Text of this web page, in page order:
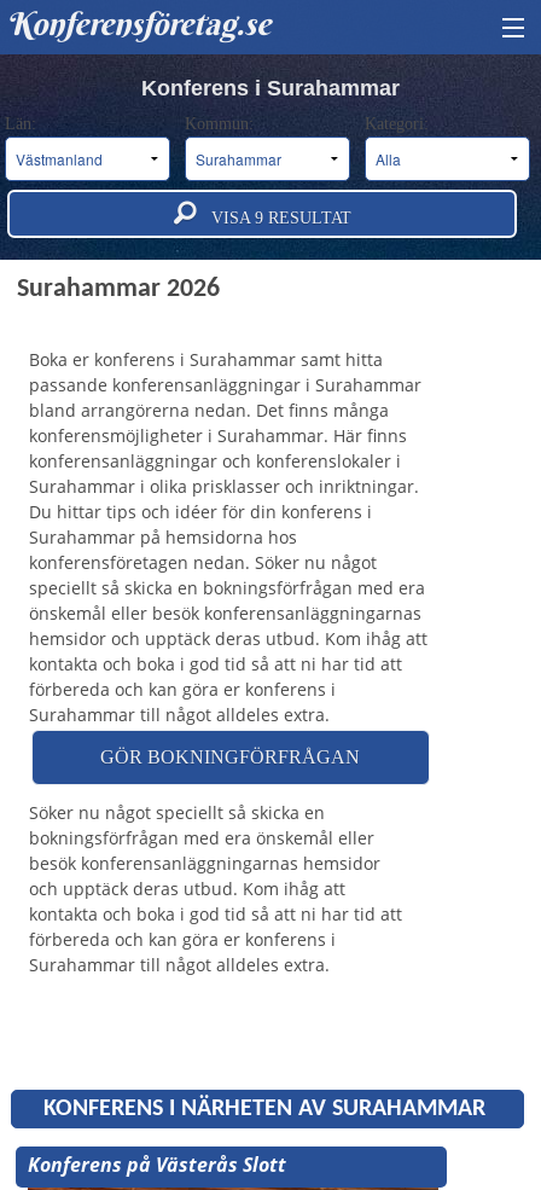
Konferensföretag.se
HITTA KONFERENS
BOKA KONFERENS
OM OSS
ANNONSERA
Konferens i Surahammar
Län: Kommun: Kategori:
VISA 9RESULTAT
Konferens och konferensanläggningar i
Surahammar 2026
Boka er konferens i Surahammar samt hitta
passande konferensanläggningar i Surahammar
bland arrangörerna nedan. Det finns många
konferensmöjligheter i Surahammar. Här finns
konferensanläggningar och konferenslokaler i
Surahammar i olika prisklasser och inriktningar.
Du hittar tips och idéer för din konferens i
Surahammar på hemsidorna hos
konferensföretagen nedan. Söker nu något
speciellt så skicka en bokningsförfrågan med era
önskemål eller besök konferensanläggningarnas
hemsidor och upptäck deras utbud. Kom ihåg att
kontakta och boka i god tid så att ni har tid att
förbereda och kan göra er konferens i
Surahammar till något alldeles extra.
GÖR BOKNINGFÖRFRÅGAN
Söker nu något speciellt så skicka en
bokningsförfrågan med era önskemål eller
besök konferensanläggningarnas hemsidor
och upptäck deras utbud. Kom ihåg att
kontakta och boka i god tid så att ni har tid att
förbereda och kan göra er konferens i
Surahammar till något alldeles extra.
KONFERENS I NÄRHETEN AV SURAHAMMAR
Konferens på Västerås Slott